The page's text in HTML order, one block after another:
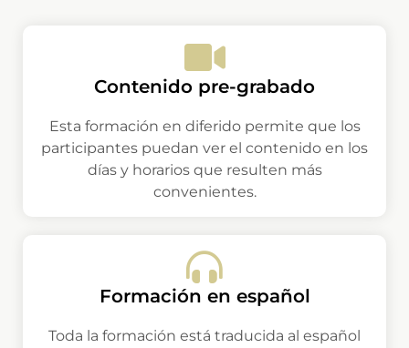
Contenido pre-grabado
Esta formación en diferido permite que los
participantes puedan ver el contenido en los
días y horarios que resulten más
convenientes.
Formación en español
Toda la formación está traducida al español